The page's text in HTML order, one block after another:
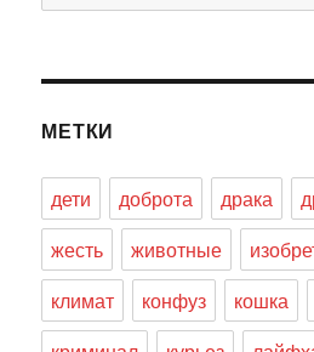
МЕТКИ
дети доброта драка
жесть
животные
климат
конфуз кошка